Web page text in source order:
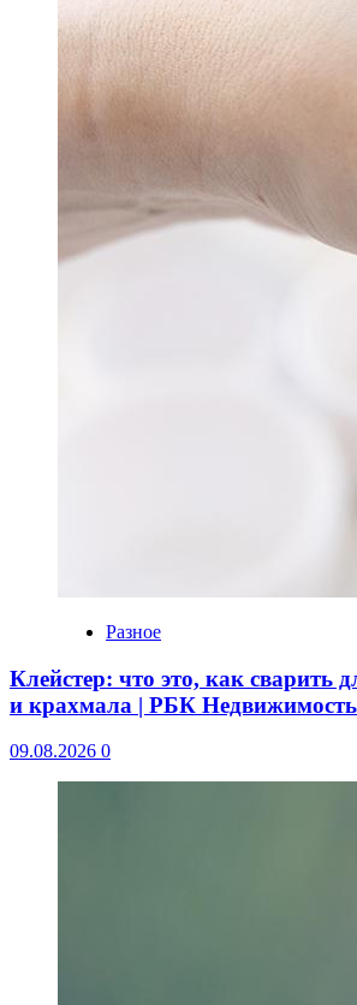
Разное
Клейстер: что это, как сварить
и крахмала | РБК Недвижимость
09.08.2026 0